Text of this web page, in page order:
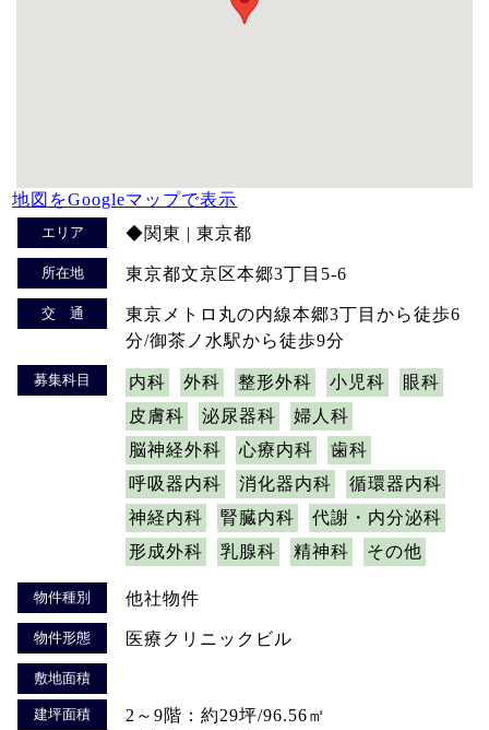
地図をGoogleマップで表示
エリア ◆関東 | 東京都
所在地 東京都文京区本郷3丁目5-6
交 通
東京メトロ丸の内線本郷3丁目から徒歩6
分/御茶ノ水駅から徒歩9分
募集科目 内科 外科 整形外科 小児科
眼科
皮膚科
泌尿器科
婦人科
脳神経外科
心療内科
歯科
呼吸器内科
消化器内科
循環器内科
神経内科
腎臓内科
代謝・内分泌科
形成外科
乳腺科 精神科 その他
物件種別 他社物件
物件形態 医療クリニックビル
敷地面積
建坪面積
2～9階：約29坪/96.56㎡